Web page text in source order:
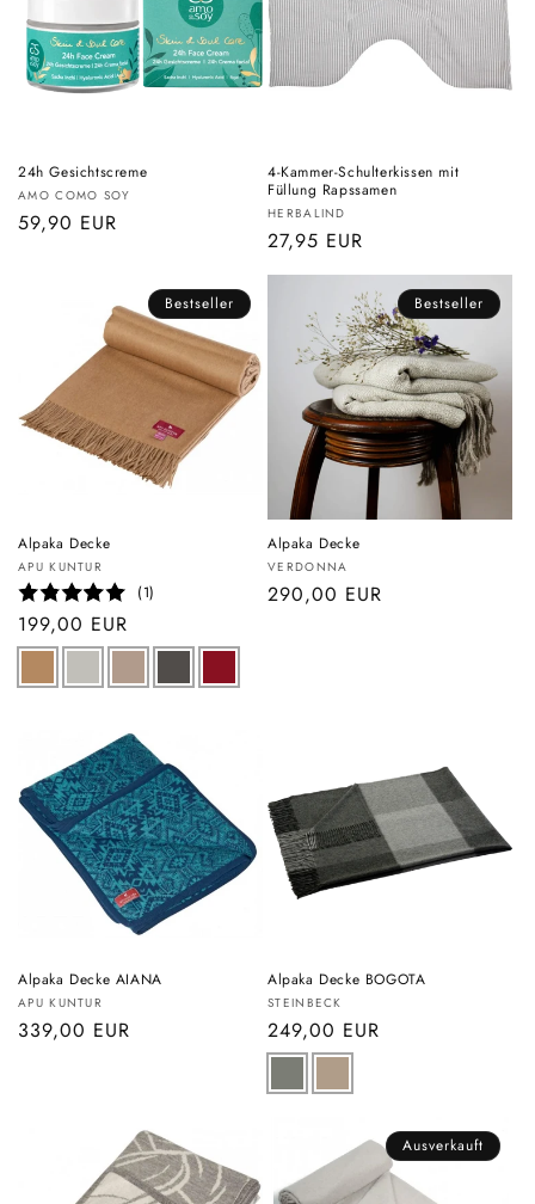
r
:
24h Gesichtscreme
Anbieter:
AMO COMO SOY
Normaler
59,90 EUR
4-Kammer-Schulterkissen mit
Füllung Rapssamen
Anbieter:
HERBALIND
Normaler
27,95 EUR
Bestseller
Alpaka Decke
Anbieter:
APU KUNTUR
(1)
Normaler
Preis
199,00 EUR
Bestseller
Alpaka Decke
Anbieter:
VERDONNA
Normaler
290,00 EUR
Alpaka Decke AIANA
Anbieter:
APU KUNTUR
Normaler
339,00 EUR
Alpaka Decke BOGOTA
Anbieter:
STEINBECK
Normaler
Preis
249,00 EUR
Ausverkauft